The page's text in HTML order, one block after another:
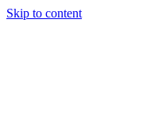
Skip to content